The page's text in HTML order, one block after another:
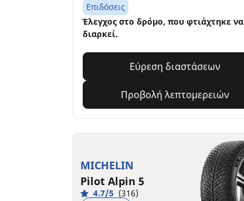
Επιδόσεις
Έλεγχος στο δρόμο, που φτιάχτηκε να
διαρκεί.
Εύρεση διαστάσεων
Προβολή λεπτομερειών
MICHELIN
Pilot Alpin 5
4.7/5 (316)